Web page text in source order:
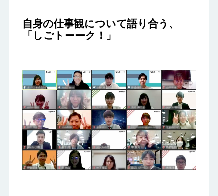
自身の仕事観について語り合う、
「しごトーーク！」